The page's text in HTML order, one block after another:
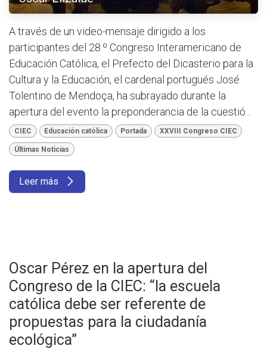
A través de un video-mensaje dirigido a los
participantes del 28.º Congreso Interamericano de
Educación Católica, el Prefecto del Dicasterio para la
Cultura y la Educación, el cardenal portugués José
Tolentino de Mendoça, ha subrayado durante la
apertura del evento la preponderancia de la cuestió...
CIEC Educación católica Portada XXVIII Congreso CIEC
Últimas Noticias
Leer más
Oscar Pérez en la apertura del
Congreso de la CIEC: “la escuela
católica debe ser referente de
propuestas para la ciudadanía
ecológica”